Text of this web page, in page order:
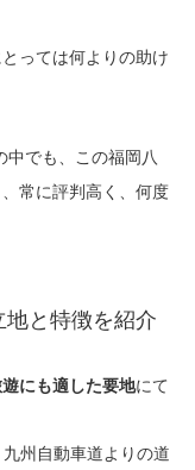
っては何よりの助け
中でも、この福岡八
、常に評判高く、何度
地と特徴を紹介
にも適した要地にて
九州自動車道よりの道